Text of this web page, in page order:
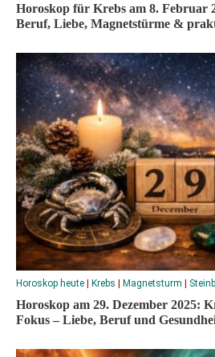
Horoskop für Krebs am 8. Februar
Beruf, Liebe, Magnetstürme &
Horoskop heute Krebs Magnetsturm
Horoskop am 29. Dezember 2025:
Fokus – Liebe, Beruf und